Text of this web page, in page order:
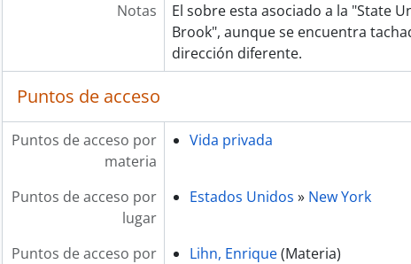
Notas
El sobre esta asociado a la "State
Brook", aunque se encuentra
dirección diferente.
Puntos de acceso
Puntos de acceso por
materia
Vida privada
Puntos de acceso por
lugar
Estados Unidos » New York
Puntos de acceso por
Lihn, Enrique(Materia)